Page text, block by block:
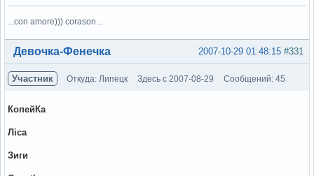
...con amore))) corason...
Вне форума #331
2007-10-29 01:48:15
Девочка-Фенечка
Участник Откуда: Липецк Здесь с 2007-08-29 Сообщений: 45
КопейКа
Ліса
Зиги